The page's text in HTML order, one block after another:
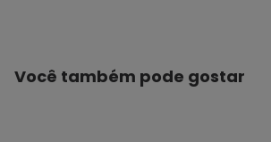
Você também pode gostar